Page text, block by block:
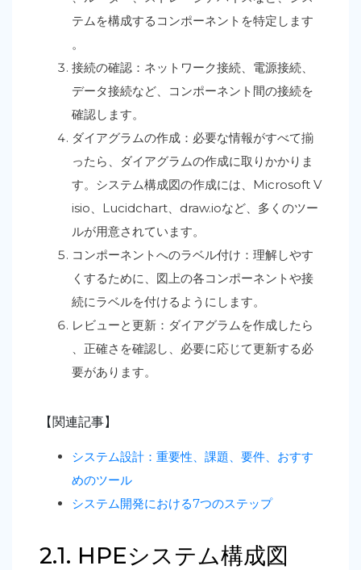
テムを構成するコンポーネントを特定します
。
接続の確認：ネットワーク接続、電源接続、
データ接続など、コンポーネント間の接続を
確認します。
ダイアグラムの作成：必要な情報がすべて揃
ったら、ダイアグラムの作成に取りかかりま
す。システム構成図の作成には、Microsoft V
isio、Lucidchart、draw.ioなど、多くのツー
ルが用意されています。
コンポーネントへのラベル付け：理解しやす
くするために、図上の各コンポーネントや接
続にラベルを付けるようにします。
レビューと更新：ダイアグラムを作成したら
、正確さを確認し、必要に応じて更新する必
要があります。
【関連記事】
システム設計：重要性、課題、要件、おすす
めのツール
システム開発における7つのステップ
2.1. HPEシステム構成図